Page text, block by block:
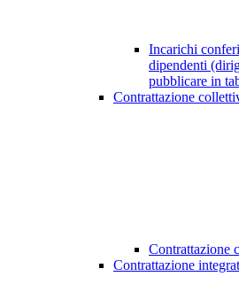
Incarichi
dipendenti
pubblicare in
Contrattazione
Contrattazione
Contrattazione